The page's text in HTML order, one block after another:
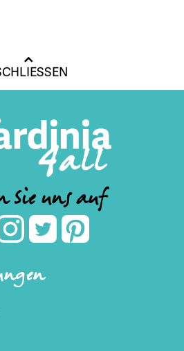
Sie uns auf